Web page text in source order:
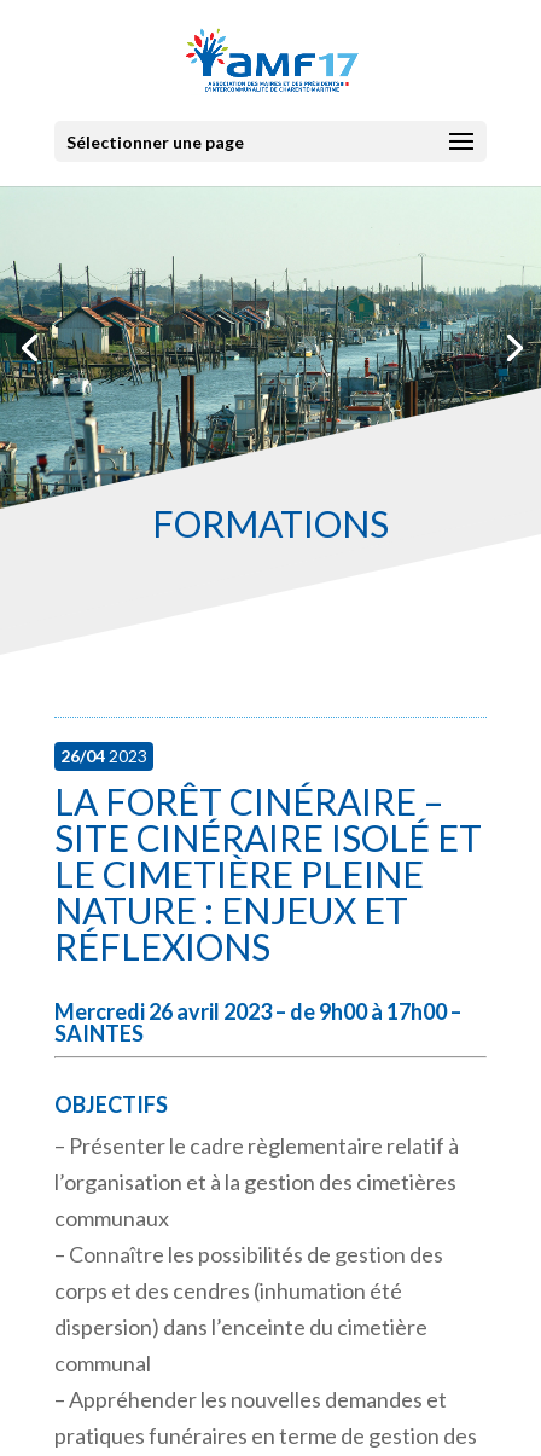
Sélectionner une page
FORMATIONS
26/042023
LA FORÊT CINÉRAIRE –
SITE CINÉRAIRE ISOLÉ ET
LE CIMETIÈRE PLEINE
NATURE : ENJEUX ET
RÉFLEXIONS
Mercredi 26 avril 2023 – de 9h00 à 17h00 –
SAINTES
OBJECTIFS
– Présenter le cadre règlementaire relatif à
l’organisation et à la gestion des cimetières
communaux
– Connaître les possibilités de gestion des
corps et des cendres (inhumation été
dispersion) dans l’enceinte du cimetière
communal
– Appréhender les nouvelles demandes et
pratiques funéraires en terme de gestion des